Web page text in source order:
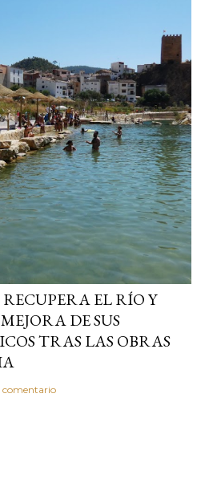
EL RÍO Y
DE SUS
TRAS LAS OBRAS
comentario